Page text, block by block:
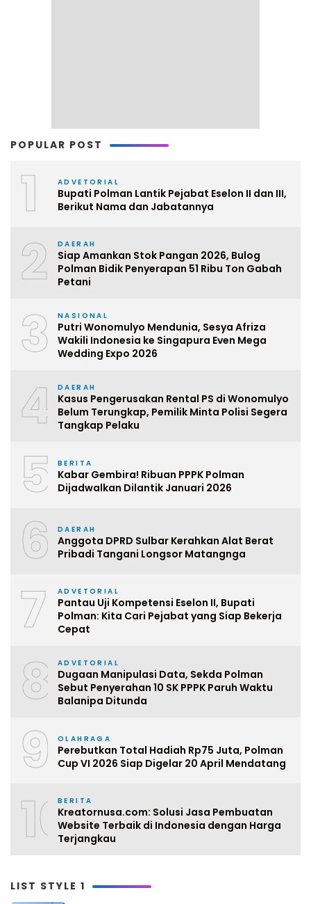
POPULAR POST
1 ADVETORIAL
Bupati Polman Lantik Pejabat Eselon II dan III,
Berikut Nama dan Jabatannya
2 DAERAH
Siap Amankan Stok Pangan 2026, Bulog
Polman Bidik Penyerapan 51 Ribu Ton Gabah
Petani
3 NASIONAL
Putri Wonomulyo Mendunia, Sesya Afriza
Wakili Indonesia ke Singapura Even Mega
Wedding Expo 2026
4 DAERAH
Kasus Pengerusakan Rental PS di Wonomulyo
Belum Terungkap, Pemilik Minta Polisi Segera
Tangkap Pelaku
5 BERITA
Kabar Gembira! Ribuan PPPK Polman
Dijadwalkan Dilantik Januari 2026
6 DAERAH
Anggota DPRD Sulbar Kerahkan Alat Berat
Pribadi Tangani Longsor Matangnga
7 ADVETORIAL
Pantau Uji Kompetensi Eselon II, Bupati
Polman: Kita Cari Pejabat yang Siap Bekerja
Cepat
8 ADVETORIAL
Dugaan Manipulasi Data, Sekda Polman
Sebut Penyerahan 10 SK PPPK Paruh Waktu
Balanipa Ditunda
9 OLAHRAGA
Perebutkan Total Hadiah Rp75 Juta, Polman
Cup VI 2026 Siap Digelar 20 April Mendatang
10BERITA
Kreatornusa.com: Solusi Jasa Pembuatan
Website Terbaik di Indonesia dengan Harga
Terjangkau
LIST STYLE 1